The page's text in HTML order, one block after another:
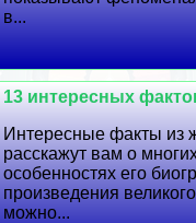
в...
13 интересных
Интересные факты из
расскажут вам о
особенностях его
произведения
можно...